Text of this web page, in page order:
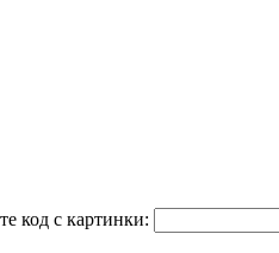
код с картинки: